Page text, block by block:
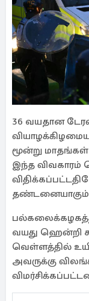
36 வயதான
மூன்று
இந்த விவகாரம்
வயது ஹென்றி
வெள்ளத்தில்
அவருக்கு